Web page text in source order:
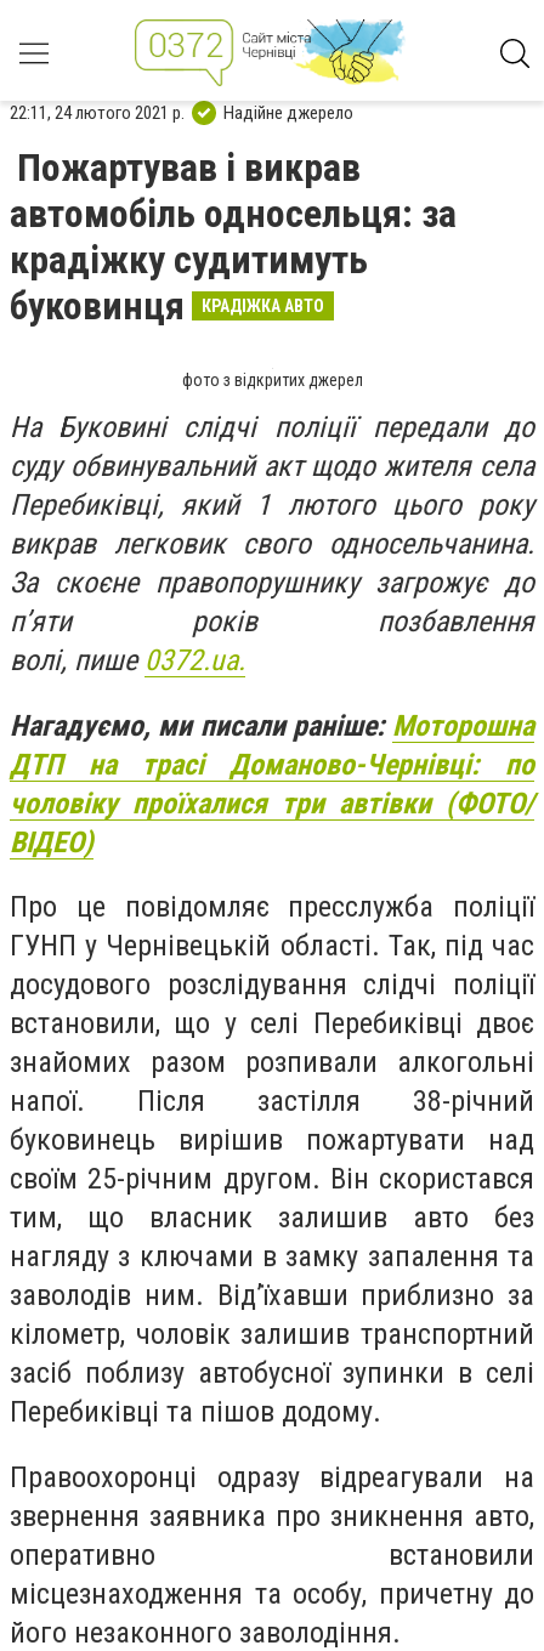
22:11, 24 лютого 2021 р. Надійне джерело
Пожартував і викрав
автомобіль односельця: за
крадіжку судитимуть
буковинця
КРАДІЖКА АВТО
фото з відкритих джерел
На Буковині слідчі поліції передали до
суду обвинувальний акт щодо жителя села
Перебиківці, який 1 лютого цього року
викрав легковик свого односельчанина.
За скоєне правопорушнику загрожує до
п’яти років позбавлення
волі, пише 0372.ua.
Нагадуємо, ми писали раніше:Моторошна
ДТП на трасі Доманово-Чернівці: по
чоловіку проїхалися три автівки (ФОТО/
ВІДЕО)
Про це повідомляє пресслужба поліції
ГУНП у Чернівецькій області. Так, під час
досудового розслідування слідчі поліції
встановили, що у селі Перебиківці двоє
знайомих разом розпивали алкогольні
напої. Після застілля 38-річний
буковинець вирішив пожартувати над
своїм 25-річним другом. Він скористався
тим, що власник залишив авто без
нагляду з ключами в замку запалення та
заволодів ним. Від’їхавши приблизно за
кілометр, чоловік залишив транспортний
засіб поблизу автобусної зупинки в селі
Перебиківці та пішов додому.
Правоохоронці одразу відреагували на
звернення заявника про зникнення авто,
оперативно встановили
місцезнаходження та особу, причетну до
його незаконного заволодіння.